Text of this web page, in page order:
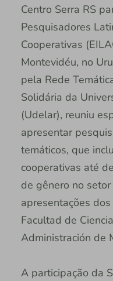
Centro Serra RS
Pesquisadores
Cooperativas
Montevidéu, no
pela Rede
Solidária da
(Udelar), reuniu
apresentar
temáticos, que
cooperativas até
de gênero no
apresentações
Facultad de
Administración de
A participação da